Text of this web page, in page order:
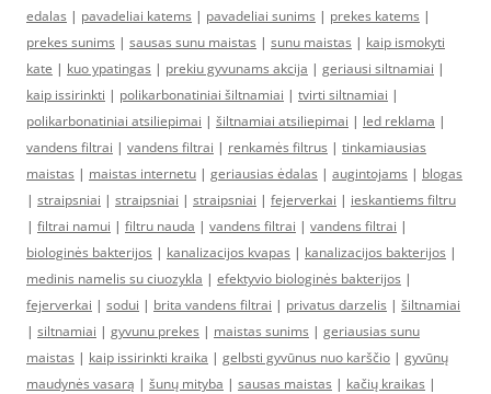
edalas | pavadeliai katems | pavadeliai sunims | prekes katems |
prekes sunims | sausas sunu maistas | sunu maistas | kaip ismokyti
kate | kuo ypatingas | prekiu gyvunams akcija | geriausi siltnamiai |
kaip issirinkti | polikarbonatiniai šiltnamiai | tvirti siltnamiai |
polikarbonatiniai atsiliepimai | šiltnamiai atsiliepimai | led reklama |
vandens filtrai | vandens filtrai | renkamės filtrus | tinkamiausias
maistas | maistas internetu | geriausias ėdalas | augintojams | blogas
| straipsniai | straipsniai | straipsniai | fejerverkai | ieskantiems filtru
| filtrai namui | filtru nauda | vandens filtrai | vandens filtrai |
biologinės bakterijos | kanalizacijos kvapas | kanalizacijos bakterijos |
medinis namelis su ciuozykla | efektyvio biologinės bakterijos |
fejerverkai | sodui | brita vandens filtrai | privatus darzelis | šiltnamiai
| siltnamiai | gyvunu prekes | maistas sunims | geriausias sunu
maistas | kaip issirinkti kraika | gelbsti gyvūnus nuo karščio | gyvūnų
maudynės vasarą | šunų mityba | sausas maistas | kačių kraikas |